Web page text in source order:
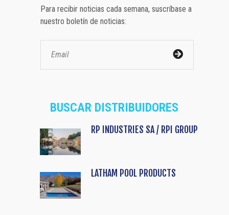
Para recibir noticias cada semana, suscríbase a
nuestro boletín de noticias:
BUSCAR DISTRIBUIDORES
RP INDUSTRIES SA / RPI GROUP
LATHAM POOL PRODUCTS